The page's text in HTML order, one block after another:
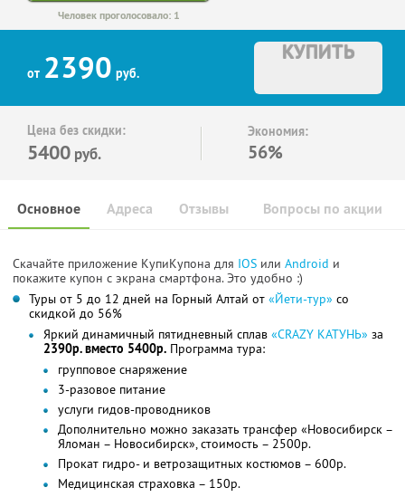
Человек проголосовало: 1
от 2390 руб.
КУПИТЬ
Цена без скидки:
5400 руб.
Экономия:
56%
Основное Отзывы Вопросы по акции
Адреса
Скачайте приложение КупиКупона для IOS или Android и
покажите купон с экрана смартфона. Это удобно :)
Туры от 5 до 12 дней на Горный Алтай от «Йети-тур» со
скидкой до 56%
Яркий динамичный пятидневный сплав «CRAZY КАТУНЬ» за
2390р. вместо 5400р. Программа тура:
групповое снаряжение
3-разовое питание
услуги гидов-проводников
Дополнительно можно заказать трансфер «Новосибирск –
Яломан – Новосибирск», стоимость – 2500р.
Прокат гидро- и ветрозащитных костюмов – 600р.
Медицинская страховка – 150р.